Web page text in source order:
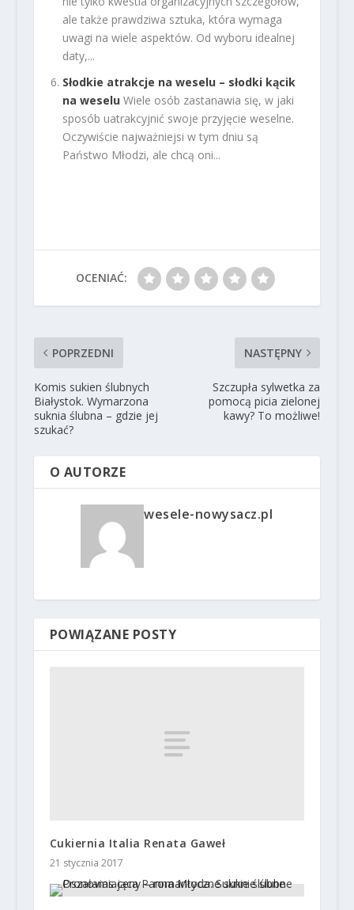
ale także prawdziwa sztuka, która wymaga
uwagi na wiele aspektów. Od wyboru idealnej
daty,...
Słodkie atrakcje na weselu – słodki kącik
na weselu Wiele osób zastanawia się, w jaki
sposób uatrakcyjnić swoje przyjęcie weselne.
Oczywiście najważniejsi w tym dniu są
Państwo Młodzi, ale chcą oni...
OCENIAĆ:
POPRZEDNI
Komis sukien ślubnych
Białystok. Wymarzona
suknia ślubna – gdzie jej
szukać?
NASTĘPNY
Szczupła sylwetka za
pomocą picia zielonej
kawy? To możliwe!
O AUTORZE
wesele-nowysacz.pl
POWIĄZANE POSTY
Cukiernia Italia Renata Gaweł
21 stycznia 2017